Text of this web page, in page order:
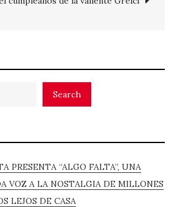
Search
PRESENTA “ALGO FALTA”, UNA
VOZ A LA NOSTALGIA DE MILLONES
LEJOS DE CASA